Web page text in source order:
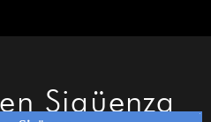
Sigüenza